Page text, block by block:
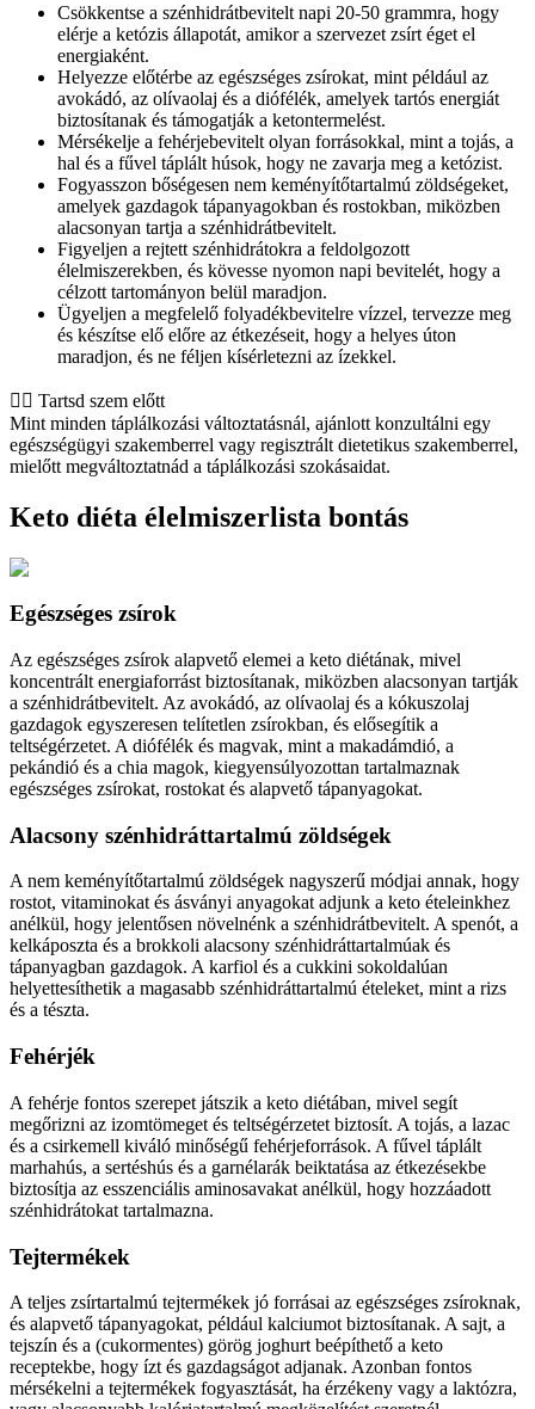
Csökkentse a szénhidrátbevitelt napi 20-50 grammra, hogy
elérje a ketózis állapotát, amikor a szervezet zsírt éget el
energiaként.
Helyezze előtérbe az egészséges zsírokat, mint például az
avokádó, az olívaolaj és a diófélék, amelyek tartós energiát
biztosítanak és támogatják a ketontermelést.
Mérsékelje a fehérjebevitelt olyan forrásokkal, mint a tojás, a
hal és a fűvel táplált húsok, hogy ne zavarja meg a ketózist.
Fogyasszon bőségesen nem keményítőtartalmú zöldségeket,
amelyek gazdagok tápanyagokban és rostokban, miközben
alacsonyan tartja a szénhidrátbevitelt.
Figyeljen a rejtett szénhidrátokra a feldolgozott
élelmiszerekben, és kövesse nyomon napi bevitelét, hogy a
célzott tartományon belül maradjon.
Ügyeljen a megfelelő folyadékbevitelre vízzel, tervezze meg
és készítse elő előre az étkezéseit, hogy a helyes úton
maradjon, és ne féljen kísérletezni az ízekkel.
👨‍⚕️️ Tartsd szem előtt
Mint minden táplálkozási változtatásnál, ajánlott konzultálni egy
egészségügyi szakemberrel vagy regisztrált dietetikus szakemberrel,
mielőtt megváltoztatnád a táplálkozási szokásaidat.
Keto diéta élelmiszerlista bontás
Egészséges zsírok
Az egészséges zsírok alapvető elemei a keto diétának, mivel
koncentrált energiaforrást biztosítanak, miközben alacsonyan tartják
a szénhidrátbevitelt. Az avokádó, az olívaolaj és a kókuszolaj
gazdagok egyszeresen telítetlen zsírokban, és elősegítik a
teltségérzetet. A diófélék és magvak, mint a makadámdió, a
pekándió és a chia magok, kiegyensúlyozottan tartalmaznak
egészséges zsírokat, rostokat és alapvető tápanyagokat.
Alacsony szénhidráttartalmú zöldségek
A nem keményítőtartalmú zöldségek nagyszerű módjai annak, hogy
rostot, vitaminokat és ásványi anyagokat adjunk a keto ételeinkhez
anélkül, hogy jelentősen növelnénk a szénhidrátbevitelt. A spenót, a
kelkáposzta és a brokkoli alacsony szénhidráttartalmúak és
tápanyagban gazdagok. A karfiol és a cukkini sokoldalúan
helyettesíthetik a magasabb szénhidráttartalmú ételeket, mint a rizs
és a tészta.
Fehérjék
A fehérje fontos szerepet játszik a keto diétában, mivel segít
megőrizni az izomtömeget és teltségérzetet biztosít. A tojás, a lazac
és a csirkemell kiváló minőségű fehérjeforrások. A fűvel táplált
marhahús, a sertéshús és a garnélarák beiktatása az étkezésekbe
biztosítja az esszenciális aminosavakat anélkül, hogy hozzáadott
szénhidrátokat tartalmazna.
Tejtermékek
A teljes zsírtartalmú tejtermékek jó forrásai az egészséges zsíroknak,
és alapvető tápanyagokat, például kalciumot biztosítanak. A sajt, a
tejszín és a (cukormentes) görög joghurt beépíthető a keto
receptekbe, hogy ízt és gazdagságot adjanak. Azonban fontos
mérsékelni a tejtermékek fogyasztását, ha érzékeny vagy a laktózra,